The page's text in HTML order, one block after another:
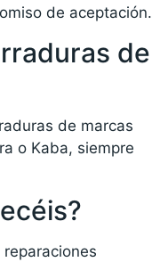
de aceptación.
de
de marcas
o Kaba, siempre